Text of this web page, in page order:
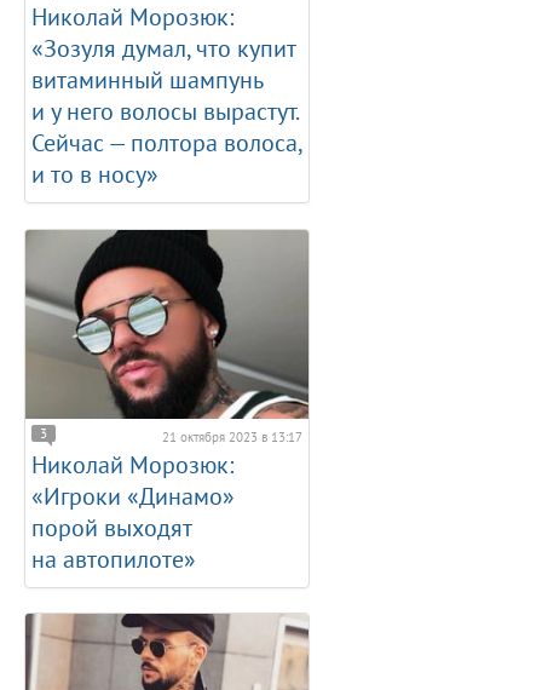
Николай Морозюк:
«Зозуля думал, что купит
витаминный шампунь
и у него волосы вырастут.
Сейчас — полтора волоса,
и то в носу»
3 21 октября 2023 в 13:17
Николай Морозюк:
«Игроки «Динамо»
порой выходят
на автопилоте»